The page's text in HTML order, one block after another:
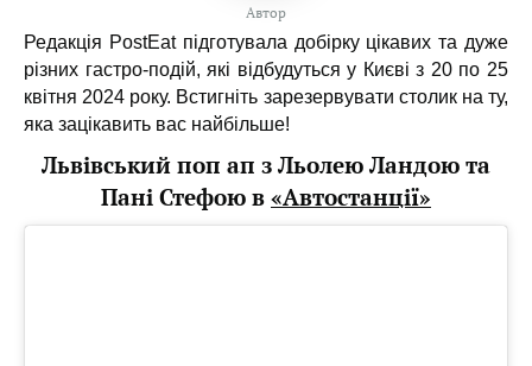
Автор
Редакція PostEat підготувала добірку цікавих та дуже
різних гастро-подій, які відбудуться у Києві з 20 по 25
квітня 2024 року. Встигніть зарезервувати столик на ту,
яка зацікавить вас найбільше!
Львівський поп ап з Льолею Ландою та
Пані Стефою в «Автостанції»